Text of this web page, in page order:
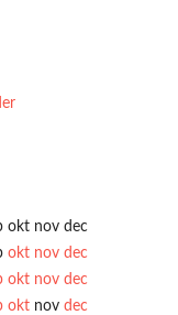
okt nov dec
okt nov dec
okt nov dec
okt nov dec